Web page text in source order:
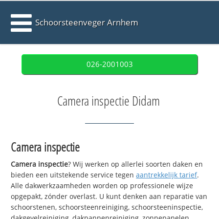
Schoorsteenveger Arnhem
026-2001003
Camera inspectie Didam
Camera inspectie
Camera inspectie? Wij werken op allerlei soorten daken en
bieden een uitstekende service tegenaantrekkelijk tarief.
Alle dakwerkzaamheden worden op professionele wijze
opgepakt, zónder overlast. U kunt denken aan reparatie van
schoorstenen, schoorsteenreiniging, schoorsteeninspectie,